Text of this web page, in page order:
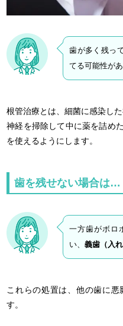
歯が多く残っ
てる可能性があ
根管治療とは、細菌に感染し
神経を掃除して中に薬を詰め
を使えるようにします。
歯を残せない場合は…
一方歯がボロ
い、義歯（入
これらの処置は、他の歯に
す。